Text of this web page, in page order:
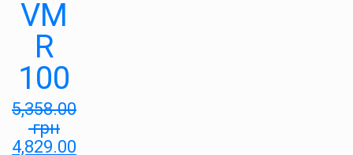
VM
R
100
5,358.00
грн
4,829.00